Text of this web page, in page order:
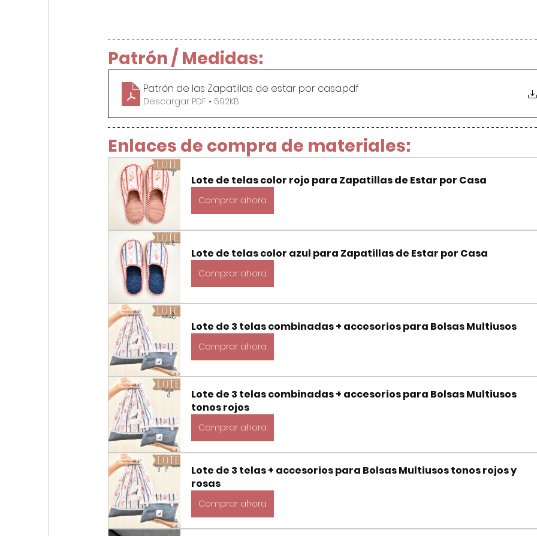
Patrón / Medidas:
Patrón de las Zapatillas de estar por casa.pdf
Descargar PDF • 592KB
Enlaces de compra de materiales:
Lote de telas color rojo para Zapatillas de Estar por Casa
Comprar ahora
Lote de telas color azul para Zapatillas de Estar por Casa
Comprar ahora
Lote de 3 telas combinadas + accesorios para Bolsas Multiusos
Comprar ahora
Lote de 3 telas combinadas + accesorios para Bolsas Multiusos
tonos rojos
Comprar ahora
Lote de 3 telas + accesorios para Bolsas Multiusos tonos rojos y
rosas
Comprar ahora